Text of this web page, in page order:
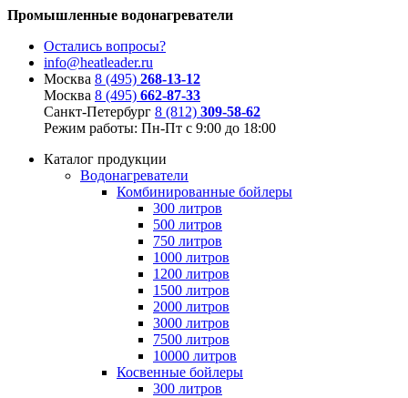
Промышленные водонагреватели
Остались вопросы?
info@heatleader.ru
Москва 8 (495) 268-13-12
Москва 8 (495) 662-87-33
Санкт-Петербург 8 (812) 309-58-62
Режим работы: Пн-Пт с 9:00 до 18:00
Каталог продукции
Водонагреватели
Комбинированные бойлеры
300 литров
500 литров
750 литров
1000 литров
1200 литров
1500 литров
2000 литров
3000 литров
7500 литров
10000 литров
Косвенные бойлеры
300 литров